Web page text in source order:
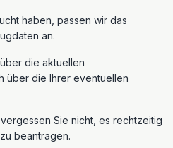
haben, passen wir das
an.
die aktuellen
über die Ihrer eventuellen
Sie nicht, es rechtzeitig
beantragen.